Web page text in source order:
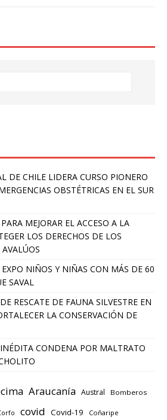
DE CHILE LIDERA CURSO PIONERO
OBSTÉTRICAS EN EL SUR
MEJORAR EL ACCESO A LA
LOS DERECHOS DE LOS
NIÑOS Y NIÑAS CON MÁS DE 60
SAVAL
RESCATE DE FAUNA SILVESTRE EN
LA CONSERVACIÓN DE
CONDENA POR MALTRATO
Araucanía Austral Bomberos
covid Covid-19 Coñaripe